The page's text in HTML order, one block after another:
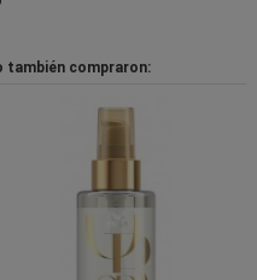
también compraron: